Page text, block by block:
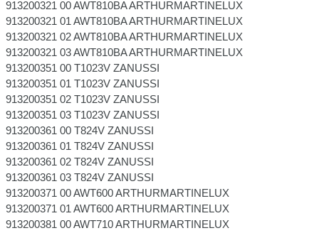
913200321 00 AWT810BA ARTHURMARTINELUX
913200321 01 AWT810BA ARTHURMARTINELUX
913200321 02 AWT810BA ARTHURMARTINELUX
913200321 03 AWT810BA ARTHURMARTINELUX
913200351 00 T1023V ZANUSSI
913200351 01 T1023V ZANUSSI
913200351 02 T1023V ZANUSSI
913200351 03 T1023V ZANUSSI
913200361 00 T824V ZANUSSI
913200361 01 T824V ZANUSSI
913200361 02 T824V ZANUSSI
913200361 03 T824V ZANUSSI
913200371 00 AWT600 ARTHURMARTINELUX
913200371 01 AWT600 ARTHURMARTINELUX
913200381 00 AWT710 ARTHURMARTINELUX